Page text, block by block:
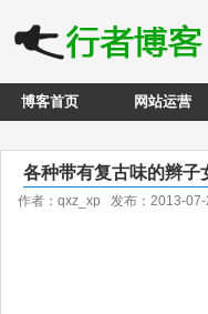
博客首页 网站运营
各种带有复古味的辫子
作者：qxz_xp 发布：2013-